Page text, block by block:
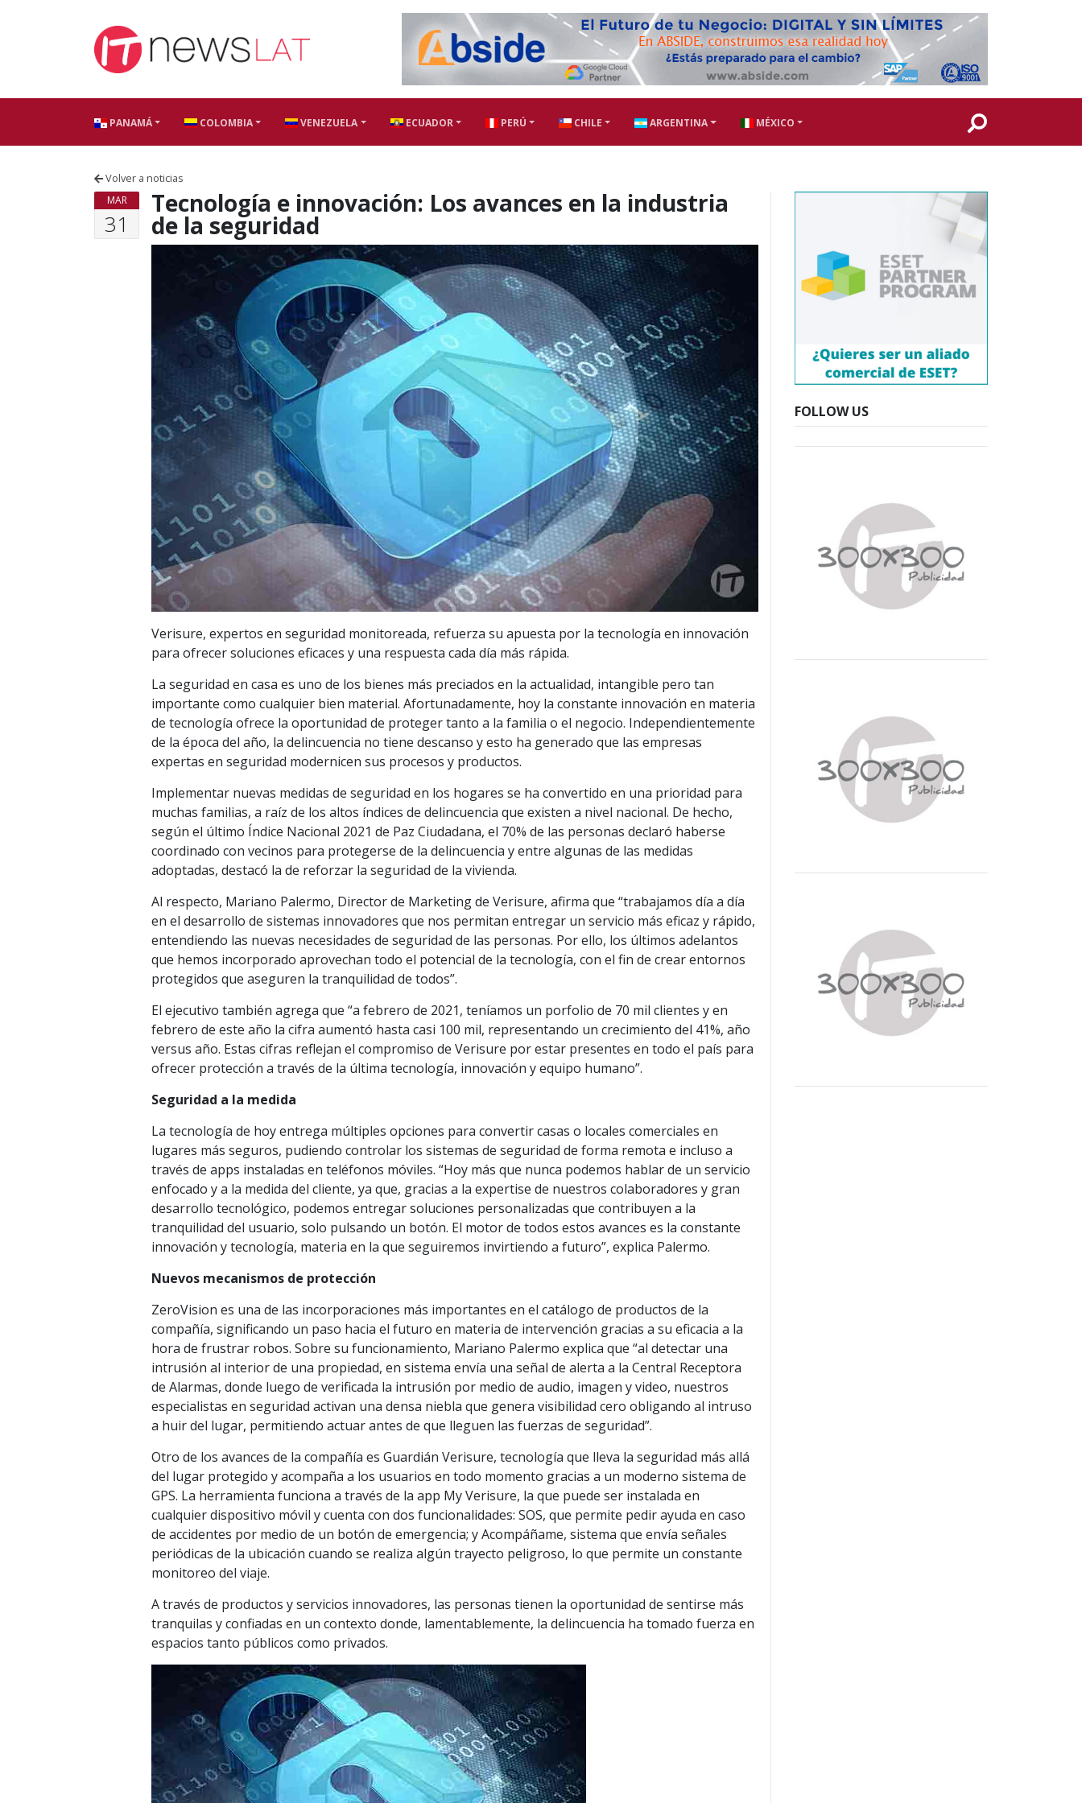
PANAMÁ COLOMBIA VENEZUELA ECUADOR PERÚ CHILE ARGENTINA MÉXICO
Volver a noticias
MAR
31
Tecnología e innovación: Los avances en la industria
de la seguridad
Verisure, expertos en seguridad monitoreada, refuerza su apuesta por la tecnología en innovación
para ofrecer soluciones eficaces y una respuesta cada día más rápida.
La seguridad en casa es uno de los bienes más preciados en la actualidad, intangible pero tan
importante como cualquier bien material. Afortunadamente, hoy la constante innovación en materia
de tecnología ofrece la oportunidad de proteger tanto a la familia o el negocio. Independientemente
de la época del año, la delincuencia no tiene descanso y esto ha generado que las empresas
expertas en seguridad modernicen sus procesos y productos.
Implementar nuevas medidas de seguridad en los hogares se ha convertido en una prioridad para
muchas familias, a raíz de los altos índices de delincuencia que existen a nivel nacional. De hecho,
según el último Índice Nacional 2021 de Paz Ciudadana, el 70% de las personas declaró haberse
coordinado con vecinos para protegerse de la delincuencia y entre algunas de las medidas
adoptadas, destacó la de reforzar la seguridad de la vivienda.
Al respecto, Mariano Palermo, Director de Marketing de Verisure, afirma que “trabajamos día a día
en el desarrollo de sistemas innovadores que nos permitan entregar un servicio más eficaz y rápido,
entendiendo las nuevas necesidades de seguridad de las personas. Por ello, los últimos adelantos
que hemos incorporado aprovechan todo el potencial de la tecnología, con el fin de crear entornos
protegidos que aseguren la tranquilidad de todos”.
El ejecutivo también agrega que “a febrero de 2021, teníamos un porfolio de 70 mil clientes y en
febrero de este año la cifra aumentó hasta casi 100 mil, representando un crecimiento del 41%, año
versus año. Estas cifras reflejan el compromiso de Verisure por estar presentes en todo el país para
ofrecer protección a través de la última tecnología, innovación y equipo humano”.
Seguridad a la medida
La tecnología de hoy entrega múltiples opciones para convertir casas o locales comerciales en
lugares más seguros, pudiendo controlar los sistemas de seguridad de forma remota e incluso a
través de apps instaladas en teléfonos móviles. “Hoy más que nunca podemos hablar de un servicio
enfocado y a la medida del cliente, ya que, gracias a la expertise de nuestros colaboradores y gran
desarrollo tecnológico, podemos entregar soluciones personalizadas que contribuyen a la
tranquilidad del usuario, solo pulsando un botón. El motor de todos estos avances es la constante
innovación y tecnología, materia en la que seguiremos invirtiendo a futuro”, explica Palermo.
Nuevos mecanismos de protección
ZeroVision es una de las incorporaciones más importantes en el catálogo de productos de la
compañía, significando un paso hacia el futuro en materia de intervención gracias a su eficacia a la
hora de frustrar robos. Sobre su funcionamiento, Mariano Palermo explica que “al detectar una
intrusión al interior de una propiedad, en sistema envía una señal de alerta a la Central Receptora
de Alarmas, donde luego de verificada la intrusión por medio de audio, imagen y video, nuestros
especialistas en seguridad activan una densa niebla que genera visibilidad cero obligando al intruso
a huir del lugar, permitiendo actuar antes de que lleguen las fuerzas de seguridad”.
Otro de los avances de la compañía es Guardián Verisure, tecnología que lleva la seguridad más allá
del lugar protegido y acompaña a los usuarios en todo momento gracias a un moderno sistema de
GPS. La herramienta funciona a través de la app My Verisure, la que puede ser instalada en
cualquier dispositivo móvil y cuenta con dos funcionalidades: SOS, que permite pedir ayuda en caso
de accidentes por medio de un botón de emergencia; y Acompáñame, sistema que envía señales
periódicas de la ubicación cuando se realiza algún trayecto peligroso, lo que permite un constante
monitoreo del viaje.
A través de productos y servicios innovadores, las personas tienen la oportunidad de sentirse más
tranquilas y confiadas en un contexto donde, lamentablemente, la delincuencia ha tomado fuerza en
espacios tanto públicos como privados.
FOLLOW US